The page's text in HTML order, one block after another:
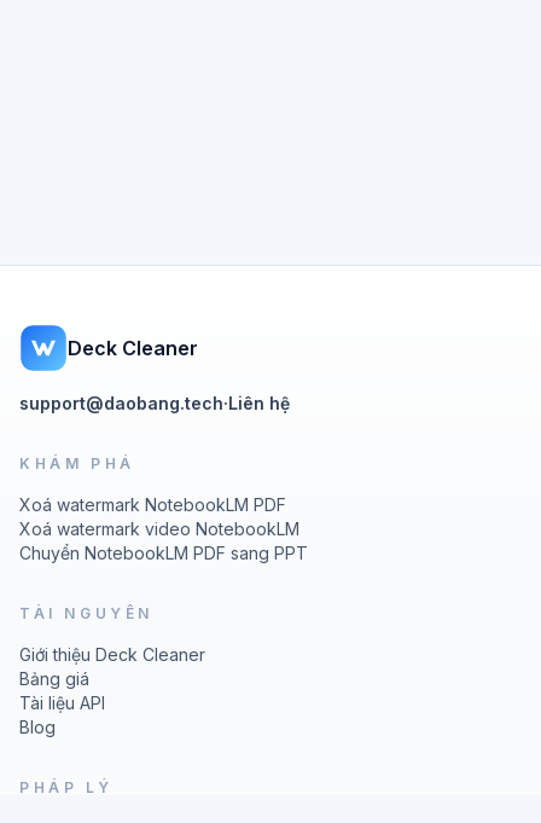
Deck Cleaner
support@daobang.tech·Liên hệ
KHÁM PHÁ
Xoá watermark NotebookLM PDF
Xoá watermark video NotebookLM
Chuyển NotebookLM PDF sang PPT
TÀI NGUYÊN
Giới thiệu Deck Cleaner
Bảng giá
Tài liệu API
Blog
PHÁP LÝ